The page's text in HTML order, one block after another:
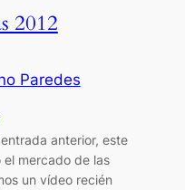
2012
Paredes
anterior, este
mercado de las
un vídeo recién